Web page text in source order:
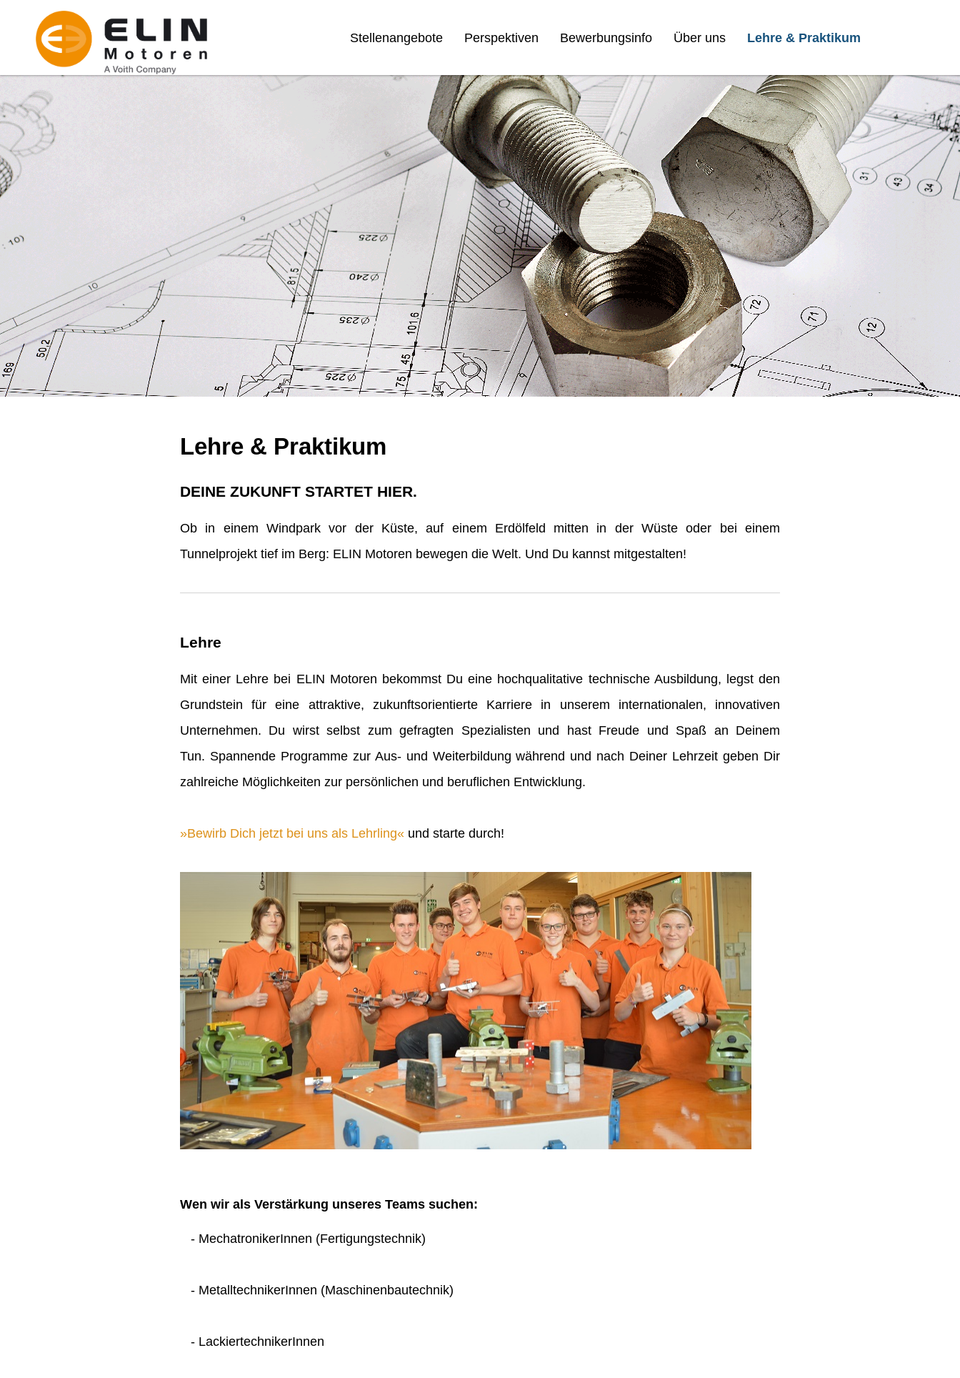
Stellenangebote Perspektiven Bewerbungsinfo Über uns Lehre & Praktikum
Lehre & Praktikum
DEINE ZUKUNFT STARTET HIER.
Ob in einem Windpark vor der Küste, auf einem Erdölfeld mitten in der Wüste oder bei einem
Tunnelprojekt tief im Berg: ELIN Motoren bewegen die Welt. Und Du kannst mitgestalten!
Lehre
Mit einer Lehre bei ELIN Motoren bekommst Du eine hochqualitative technische Ausbildung, legst den
Grundstein für eine attraktive, zukunftsorientierte Karriere in unserem internationalen, innovativen
Unternehmen. Du wirst selbst zum gefragten Spezialisten und hast Freude und Spaß an Deinem
Tun. Spannende Programme zur Aus- und Weiterbildung während und nach Deiner Lehrzeit geben Dir
zahlreiche Möglichkeiten zur persönlichen und beruflichen Entwicklung.
Bewirb Dich jetzt bei uns als Lehrling und starte durch!
Wen wir als Verstärkung unseres Teams suchen:
- MechatronikerInnen (Fertigungstechnik)
- MetalltechnikerInnen (Maschinenbautechnik)
- LackiertechnikerInnen